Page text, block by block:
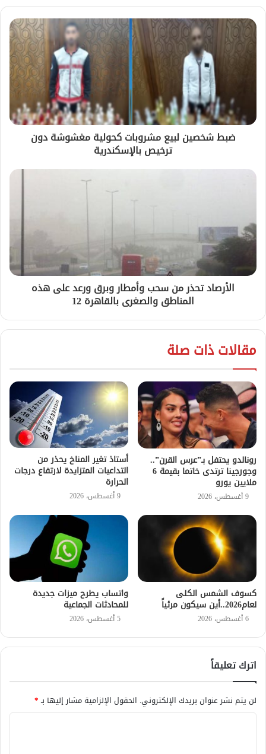
ضبط شخصين لبيع مشروبات كحولية مغشوشة دون
ترخيص بالإسكندرية
الأرصاد تحذر من سحب وأمطار وبرق ورعد على هذه
المناطق والصغرى بالقاهرة 12
مقالات ذات صلة
رونالدو يحتفل بـ”عرس القرن”..
وجورجينا ترتدى خاتما بقيمة 6
ملايين يورو
9 أغسطس، 2026
أستاذ تغير المناخ يحذر من
التداعيات المتزايدة لارتفاع درجات
الحرارة
9 أغسطس، 2026
كسوف الشمس الكلى
لعام2026..أين سيكون مرئياً
6 أغسطس، 2026
واتساب يطرح ميزات جديدة
للمحادثات الجماعية
5 أغسطس، 2026
اترك تعليقاً
لن يتم نشر عنوان بريدك الإلكتروني. الحقول الإلزامية مشار إليها بـ*